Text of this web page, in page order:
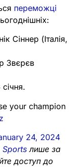
переможці
Сіннер (Італія,
Звєрєв
your champion
24, 2024
Sportsлише за
доступ до